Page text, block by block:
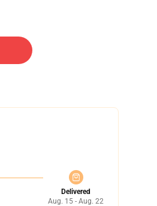
Delivered
Aug. 15 - Aug. 22